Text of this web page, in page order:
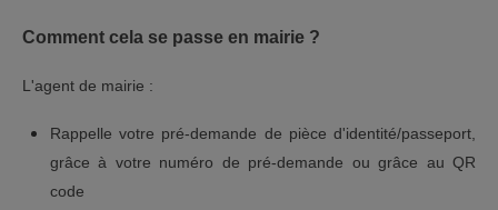
Comment cela se passe en mairie ?
L'agent de mairie :
Rappelle votre pré-demande de pièce d'identité/passeport,
grâce à votre numéro de pré-demande ou grâce au QR
code